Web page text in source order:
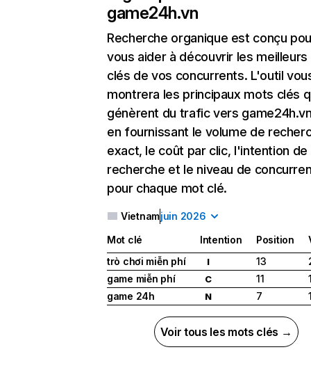
game24h.vn
Recherche organique est conçu
vous aider à découvrir les
clés de vos concurrents. L'outil
montrera les principaux mots clés
génèrent du trafic vers
en fournissant le volume de
exact, le coût par clic, l'intention de
recherche et le niveau de
pour chaque mot clé.
Vietnamjuin 2026
Mot clé Intention Position
trò chơi miễn phí
I 13
game miễn phí
C 11
game 24h
N 7
Voir tous les mots clés →